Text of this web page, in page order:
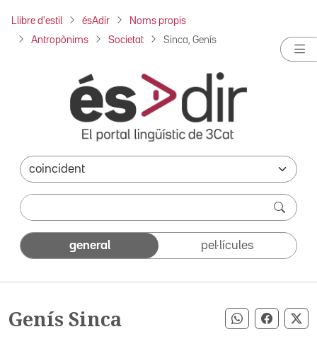
Llibre d'estil ésAdir Noms propis
Antropònims Societat Sinca, Genís
general pel·lícules
Genís Sinca Compartir